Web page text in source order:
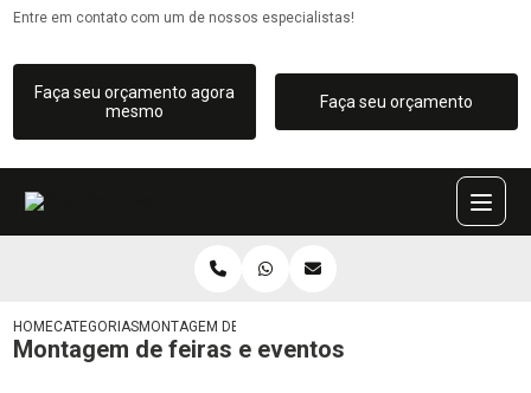
Entre em contato com um de nossos especialistas!
Faça seu orçamento agora
mesmo
Faça seu orçamento
HOMECATEGORIASMONTAGEM DE FEIRAS E EVENTOS
Montagem de feiras e eventos